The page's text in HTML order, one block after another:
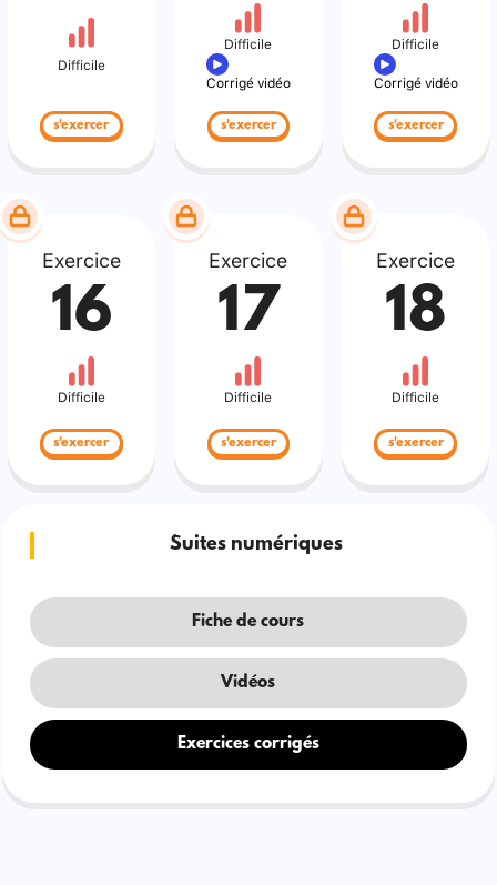
Difficile
s'exercer
Difficile
Corrigé vidéo
s'exercer
Difficile
Corrigé vidéo
s'exercer
Exercice
16
Difficile
s'exercer
Exercice
17
Difficile
s'exercer
Exercice
18
Difficile
s'exercer
Suites numériques
Fiche de cours
Vidéos
Exercices corrigés